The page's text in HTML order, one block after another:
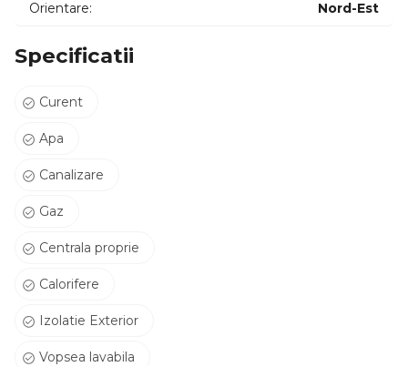
Orientare: Nord-Est
Specificatii
Curent
Apa
Canalizare
Gaz
Centrala proprie
Calorifere
Izolatie Exterior
Vopsea lavabila